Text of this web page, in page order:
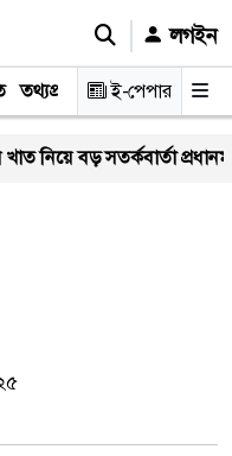
লগইন
তথ্যপ্রযুক্তি স্বাস্থ্য আইন-
ই-পেপার
বড় সতর্কবার্তা প্রধানমন্ত্রীর,